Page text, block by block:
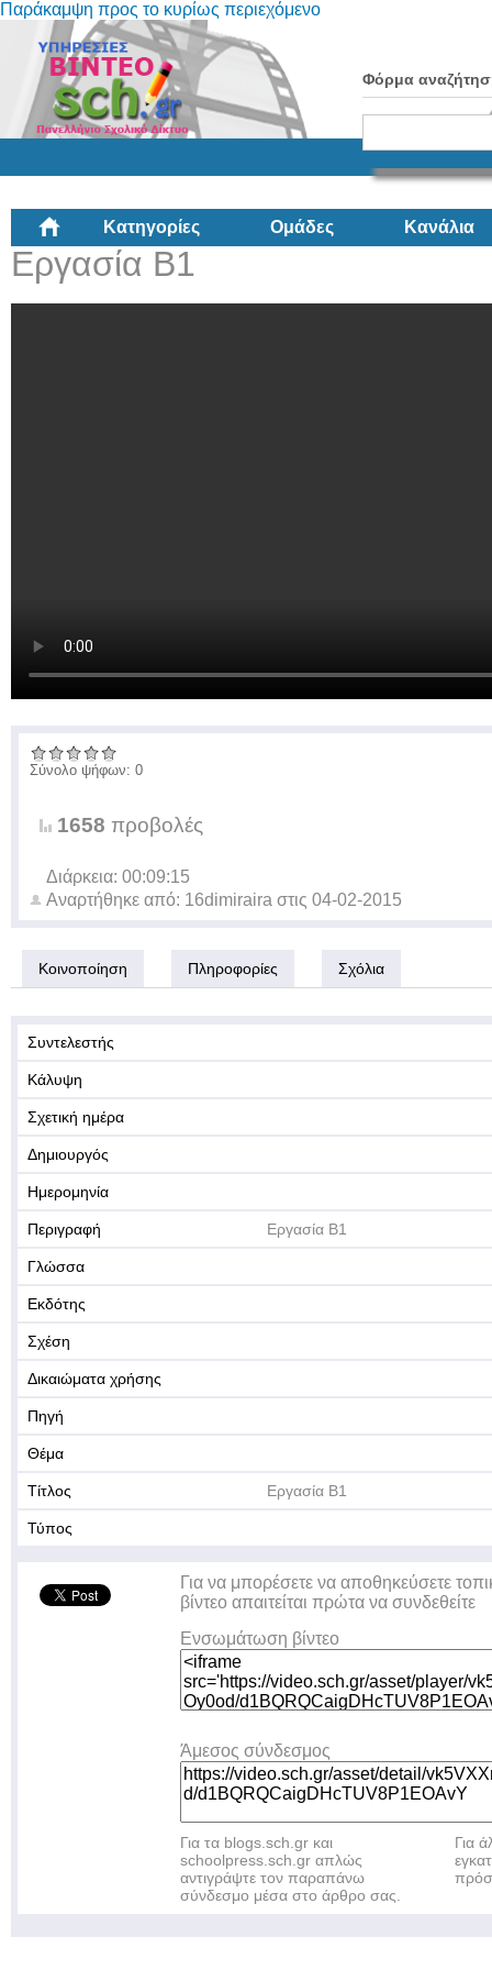
Παράκαμψη προς το κυρίως περιεχόμενο
Φόρμα
Κατηγορίες Ομάδες Κανάλια
Εργασία Β1
Σύνολο ψήφων: 0
1658 προβολές
Διάρκεια: 00:09:15
Αναρτήθηκε από: 16dimiraira στις 04-02-2015
Κοινοποίηση Πληροφορίες Σχόλια
Συντελεστής
Κάλυψη
Σχετική ημέρα
Δημιουργός
Ημερομηνία
Περιγραφή Εργασία Β1
Γλώσσα
Εκδότης
Σχέση
Δικαιώματα χρήσης
Πηγή
Θέμα
Τίτλος Εργασία Β1
Τύπος
Για να μπορέσετε να αποθηκεύσετε
βίντεο απαιτείται πρώτα να συνδεθείτε
Ενσωμάτωση βίντεο
Άμεσος σύνδεσμος
Για τα blogs.sch.gr και
schoolpress.sch.gr απλώς
αντιγράψτε τον παραπάνω
σύνδεσμο μέσα στο άρθρο σας.
Για